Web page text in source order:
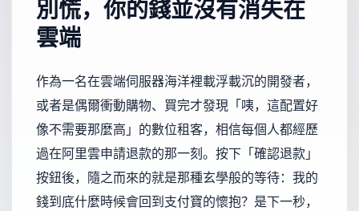
別慌，你的錢並沒有消失在
雲端
作為一名在雲端伺服器海洋裡載浮載沉的開發者，
或者是偶爾衝動購物、買完才發現「咦，這配置好
像不需要那麼高」的數位租客，相信每個人都經歷
過在阿里雲申請退款的那一刻。按下「確認退款」
按鈕後，隨之而來的就是那種玄學般的等待：我的
錢到底什麼時候會回到支付寶的懷抱？是下一秒，